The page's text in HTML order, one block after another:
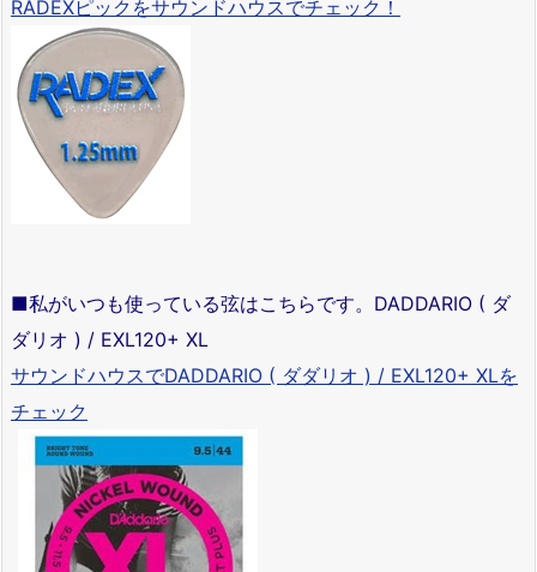
RADEXピックをサウンドハウスでチェック！
■私がいつも使っている弦はこちらです。DADDARIO ( ダ
ダリオ ) / EXL120+ XL
サウンドハウスでDADDARIO ( ダダリオ ) / EXL120+ XLを
チェック